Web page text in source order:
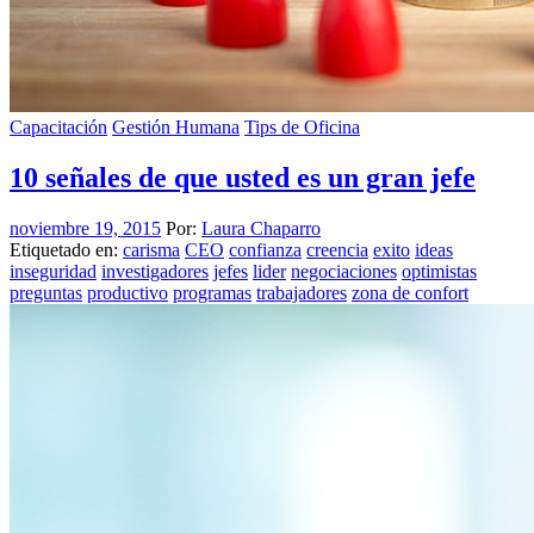
Capacitación Gestión Humana Tips de Oficina
10 señales de que usted es un gran jefe
noviembre 19, 2015 Por: Laura Chaparro
Etiquetado en: carisma CEO confianza creencia exito ideas
inseguridad investigadores jefes lider negociaciones optimistas
preguntas productivo programas trabajadores zona de confort